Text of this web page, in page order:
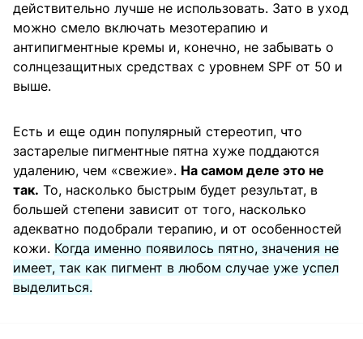
действительно лучше не использовать. Зато в уход
можно смело включать мезотерапию и
антипигментные кремы и, конечно, не забывать о
солнцезащитных средствах с уровнем SPF от 50 и
выше.
Есть и еще один популярный стереотип, что
застарелые пигментные пятна хуже поддаются
удалению, чем «свежие». На самом деле это не
так. То, насколько быстрым будет результат, в
большей степени зависит от того, насколько
адекватно подобрали терапию, и от особенностей
кожи. Когда именно появилось пятно, значения не
имеет, так как пигмент в любом случае уже успел
выделиться.